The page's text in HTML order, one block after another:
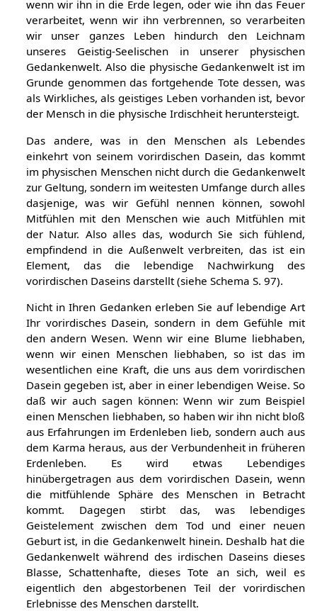
wenn wir ihn in die Erde legen, oder wie ihn das Feuer
verarbeitet, wenn wir ihn verbrennen, so verarbeiten
wir unser ganzes Leben hindurch den Leichnam
unseres Geistig-Seelischen in unserer physischen
Gedankenwelt. Also die physische Gedankenwelt ist im
Grunde genommen das fortgehende Tote dessen, was
als Wirkliches, als geistiges Leben vorhanden ist, bevor
der Mensch in die physische Irdischheit heruntersteigt.
Das andere, was in den Menschen als Lebendes
einkehrt von seinem vorirdischen Dasein, das kommt
im physischen Menschen nicht durch die Gedankenwelt
zur Geltung, sondern im weitesten Umfange durch alles
dasjenige, was wir Gefühl nennen können, sowohl
Mitfühlen mit den Menschen wie auch Mitfühlen mit
der Natur. Also alles das, wodurch Sie sich fühlend,
empfindend in die Außenwelt verbreiten, das ist ein
Element, das die lebendige Nachwirkung des
vorirdischen Daseins darstellt (siehe Schema S. 97).
Nicht in Ihren Gedanken erleben Sie auf lebendige Art
Ihr vorirdisches Dasein, sondern in dem Gefühle mit
den andern Wesen. Wenn wir eine Blume liebhaben,
wenn wir einen Menschen liebhaben, so ist das im
wesentlichen eine Kraft, die uns aus dem vorirdischen
Dasein gegeben ist, aber in einer lebendigen Weise. So
daß wir auch sagen können: Wenn wir zum Beispiel
einen Menschen liebhaben, so haben wir ihn nicht bloß
aus Erfahrungen im Erdenleben lieb, sondern auch aus
dem Karma heraus, aus der Verbundenheit in früheren
Erdenleben. Es wird etwas Lebendiges
hinübergetragen aus dem vorirdischen Dasein, wenn
die mitfühlende Sphäre des Menschen in Betracht
kommt. Dagegen stirbt das, was lebendiges
Geistelement zwischen dem Tod und einer neuen
Geburt ist, in die Gedankenwelt hinein. Deshalb hat die
Gedankenwelt während des irdischen Daseins dieses
Blasse, Schattenhafte, dieses Tote an sich, weil es
eigentlich den abgestorbenen Teil der vorirdischen
Erlebnisse des Menschen darstellt.